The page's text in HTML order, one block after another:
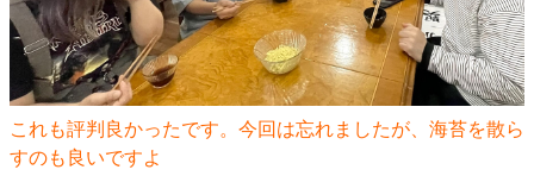
これも評判良かったです。今回は忘れましたが、海苔を散ら
すのも良いですよ